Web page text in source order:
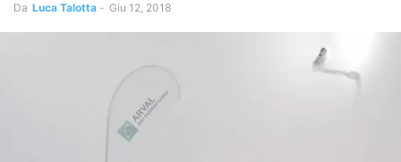
Da Luca Talotta - Giu 12, 2018